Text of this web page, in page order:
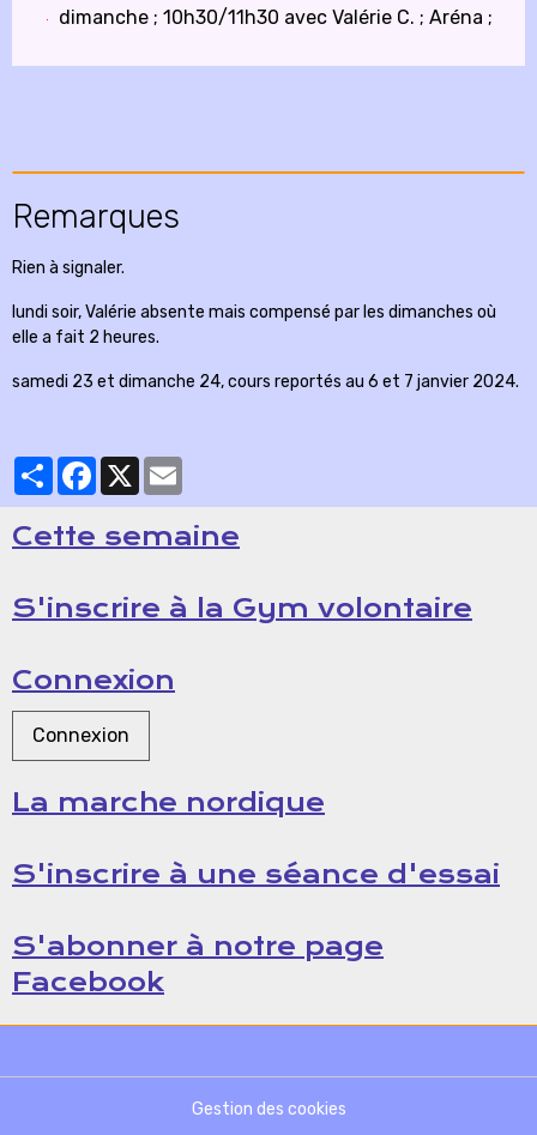
dimanche ; 10h30/11h30 avec Valérie C. ; Aréna ;
Remarques
Rien à signaler.
lundi soir, Valérie absente mais compensé par les dimanches où
elle a fait 2 heures.
samedi 23 et dimanche 24, cours reportés au 6 et 7 janvier 2024.
PartagerFacebook
X
Cette semaine
S'inscrire à la Gym volontaire
Connexion
Connexion
La marche nordique
S'inscrire à une séance d'essai
S'abonner à notre page
Facebook
Gestion des cookies